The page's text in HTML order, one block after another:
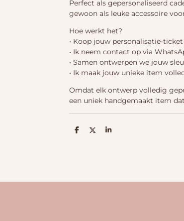
Perfect als gepersonaliseerd
gewoon als leuke accessoire
Hoe werkt het?
• Koop jouw personalisatie-ticket
• Ik neem contact op via
• Samen ontwerpen we jouw
• Ik maak jouw unieke item
Omdat elk ontwerp volledig
een uniek handgemaakt item
D
D
S